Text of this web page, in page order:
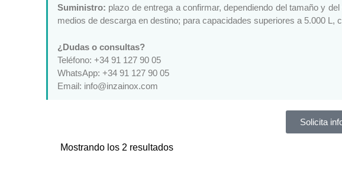
Suministro: plazo de entrega a confirmar, dependiendo del tamaño y
medios de descarga en destino; para capacidades superiores a 5.000 L,
¿Dudas o consultas?
Teléfono: +34 91 127 90 05
WhatsApp: +34 91 127 90 05
Email: info@inzainox.com
Solicita
Mostrando los 2 resultados